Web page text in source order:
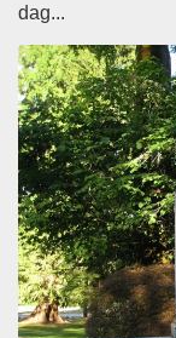
dag...